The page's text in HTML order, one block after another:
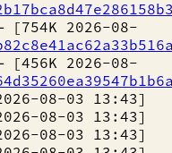
2026-08-
2026-08-
08-03
08-03
08-03